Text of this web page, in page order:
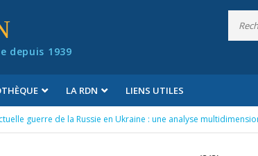
depuis 1939
LA RDN LIENS UTILES
guerre de la Russie en Ukraine : une analyse